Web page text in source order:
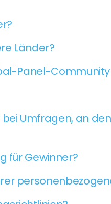
Länder?
Panel-
Umfragen, an
für Gewinner?